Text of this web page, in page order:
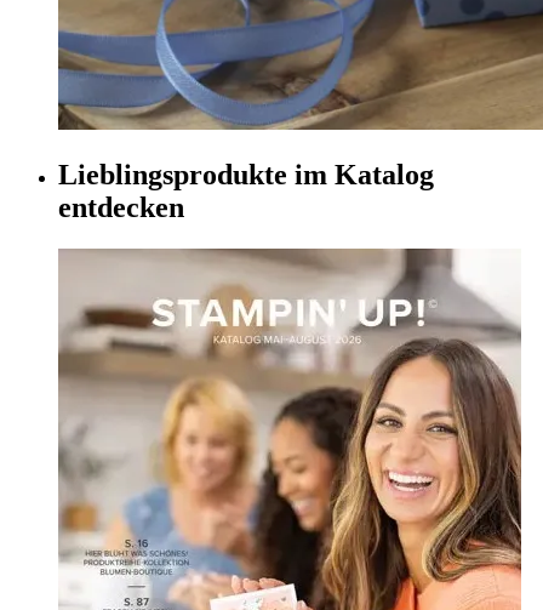
Lieblingsprodukte im Katalog
entdecken